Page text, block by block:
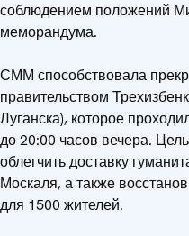
соблюдением положений
меморандума.
СММ способствовала
правительством
Луганска), которое
до 20:00 часов вечера.
облегчить доставку
Москаля, а также
для 1500 жителей.